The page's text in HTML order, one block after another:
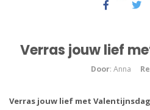
Verras jouw lief
Door: Anna
Verras jouw lief met Valentijnsdag